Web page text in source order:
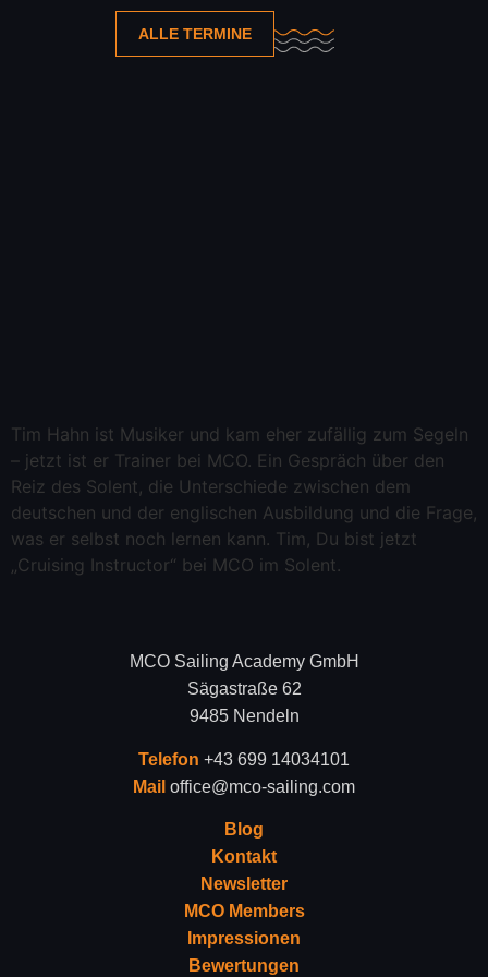
ALLE TERMINE
Tim Hahn ist Musiker und kam eher zufällig zum Segeln
– jetzt ist er Trainer bei MCO. Ein Gespräch über den
Reiz des Solent, die Unterschiede zwischen dem
deutschen und der englischen Ausbildung und die Frage,
was er selbst noch lernen kann. Tim, Du bist jetzt
„Cruising Instructor“ bei MCO im Solent.
MCO Sailing Academy GmbH
Sägastraße 62
9485 Nendeln
Telefon +43 699 14034101
Mail office@mco-sailing.com
Blog
Kontakt
Newsletter
MCO Members
Impressionen
Bewertungen